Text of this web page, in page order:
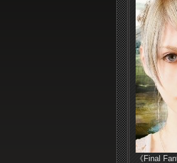
《Final